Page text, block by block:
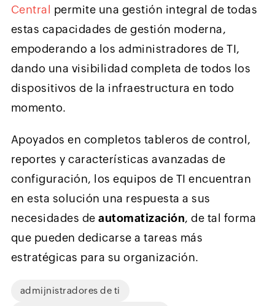
Central permite una gestión integral de todas
estas capacidades de gestión moderna,
empoderando a los administradores de TI,
dando una visibilidad completa de todos los
dispositivos de la infraestructura en todo
momento.
Apoyados en completos tableros de control,
reportes y características avanzadas de
configuración, los equipos de TI encuentran
en esta solución una respuesta a sus
necesidades deautomatización, de tal forma
que pueden dedicarse a tareas más
estratégicas para su organización.
admijnistradores de ti